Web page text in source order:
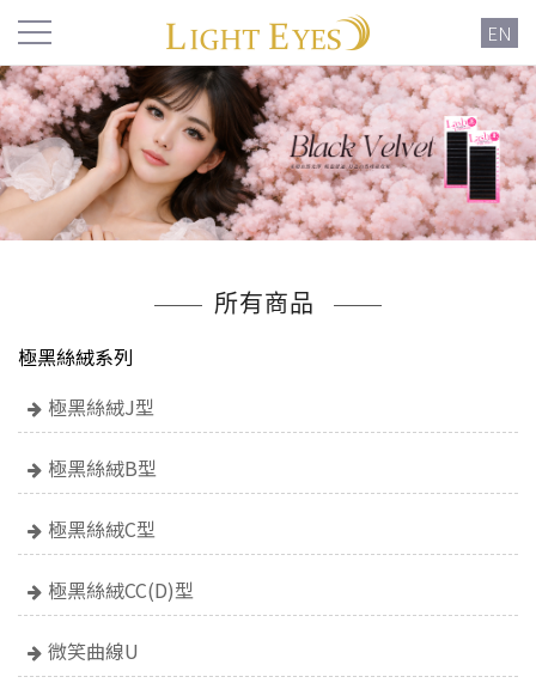
EN
所有商品
極黑絲絨系列
極黑絲絨J型
極黑絲絨B型
極黑絲絨C型
極黑絲絨CC(D)型
微笑曲線U